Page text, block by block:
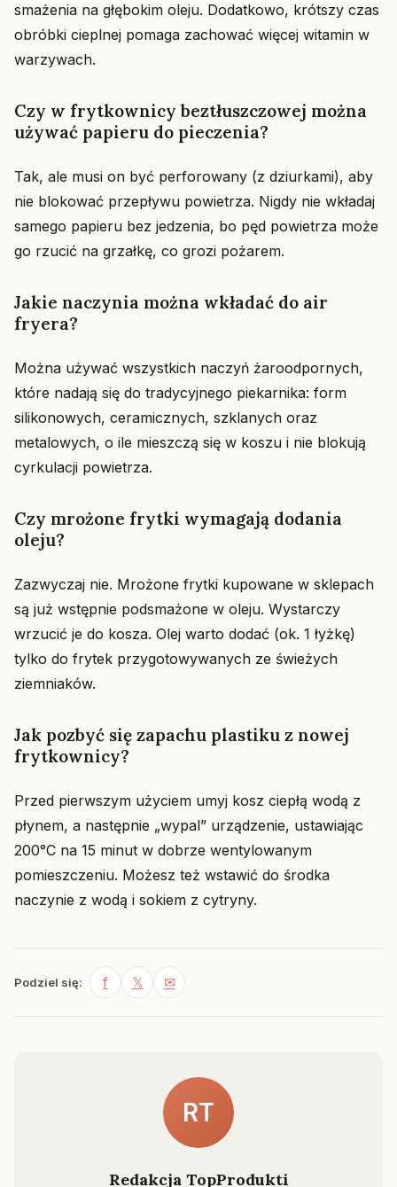
smażenia na głębokim oleju. Dodatkowo, krótszy czas
obróbki cieplnej pomaga zachować więcej witamin w
warzywach.
Czy w frytkownicy beztłuszczowej można
używać papieru do pieczenia?
Tak, ale musi on być perforowany (z dziurkami), aby
nie blokować przepływu powietrza. Nigdy nie wkładaj
samego papieru bez jedzenia, bo pęd powietrza może
go rzucić na grzałkę, co grozi pożarem.
Jakie naczynia można wkładać do air
fryera?
Można używać wszystkich naczyń żaroodpornych,
które nadają się do tradycyjnego piekarnika: form
silikonowych, ceramicznych, szklanych oraz
metalowych, o ile mieszczą się w koszu i nie blokują
cyrkulacji powietrza.
Czy mrożone frytki wymagają dodania
oleju?
Zazwyczaj nie. Mrożone frytki kupowane w sklepach
są już wstępnie podsmażone w oleju. Wystarczy
wrzucić je do kosza. Olej warto dodać (ok. 1 łyżkę)
tylko do frytek przygotowywanych ze świeżych
ziemniaków.
Jak pozbyć się zapachu plastiku z nowej
frytkownicy?
Przed pierwszym użyciem umyj kosz ciepłą wodą z
płynem, a następnie „wypal” urządzenie, ustawiając
200°C na 15 minut w dobrze wentylowanym
pomieszczeniu. Możesz też wstawić do środka
naczynie z wodą i sokiem z cytryny.
Podziel się: f 𝕏 ✉
RT
Redakcja TopProdukti